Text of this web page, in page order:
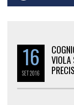
16
SET2016
VIOLA